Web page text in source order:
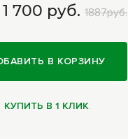
1 700 руб. 1887руб.
1 700 руб.
В КОРЗИНУ
КУПИТЬ В 1 КЛИК